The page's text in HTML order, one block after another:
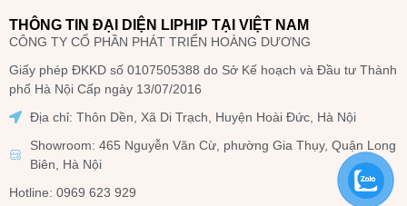
THÔNG TIN ĐẠI DIỆN LIPHIP TẠI VIỆT NAM
CÔNG TY CỔ PHẦN PHÁT TRIỂN HOÀNG DƯƠNG
Giấy phép ĐKKD số 0107505388 do Sở Kế hoạch và Đầu tư Thành
phố Hà Nội Cấp ngày 13/07/2016
Địa chỉ: Thôn Dền, Xã Di Trạch, Huyện Hoài Đức, Hà Nội
Showroom: 465 Nguyễn Văn Cừ, phường Gia Thụy, Quận Long
Biên, Hà Nội
Hotline: 0969 623 929